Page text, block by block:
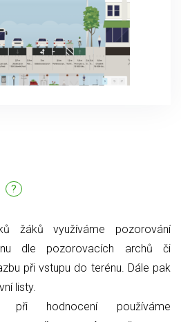
?
žáků využíváme pozorování
dle pozorovacích archů či
při vstupu do terénu. Dále pak
listy.
hodnocení používáme